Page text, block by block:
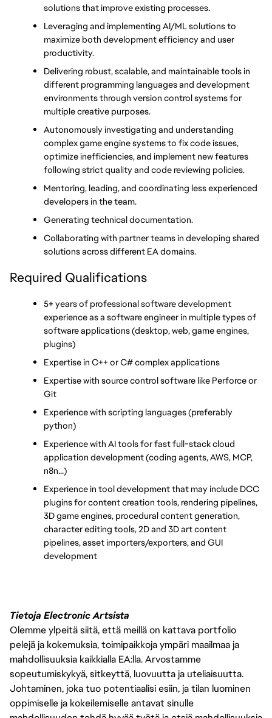
solutions that improve existing processes.
Leveraging and implementing AI/ML solutions to
maximize both development efficiency and user
productivity.
Delivering robust, scalable, and maintainable tools in
different programming languages and development
environments through version control systems for
multiple creative purposes.
Autonomously investigating and understanding
complex game engine systems to fix code issues,
optimize inefficiencies, and implement new features
following strict quality and code reviewing policies.
Mentoring, leading, and coordinating less experienced
developers in the team.
Generating technical documentation.
Collaborating with partner teams in developing shared
solutions across different EA domains.
Required Qualifications
5+ years of professional software development
experience as a software engineer in multiple types of
software applications (desktop, web, game engines,
plugins)
Expertise in C++ or C# complex applications
Expertise with source control software like Perforce or
Git
Experience with scripting languages (preferably
python)
Experience with AI tools for fast full-stack cloud
application development (coding agents, AWS, MCP,
n8n…)
Experience in tool development that may include DCC
plugins for content creation tools, rendering pipelines,
3D game engines, procedural content generation,
character editing tools, 2D and 3D art content
pipelines, asset importers/exporters, and GUI
development
Tietoja Electronic Artsista
Olemme ylpeitä siitä, että meillä on kattava portfolio
pelejä ja kokemuksia, toimipaikkoja ympäri maailmaa ja
mahdollisuuksia kaikkialla EA:lla. Arvostamme
sopeutumiskykyä, sitkeyttä, luovuutta ja uteliaisuutta.
Johtaminen, joka tuo potentiaalisi esiin, ja tilan luominen
oppimiselle ja kokeilemiselle antavat sinulle